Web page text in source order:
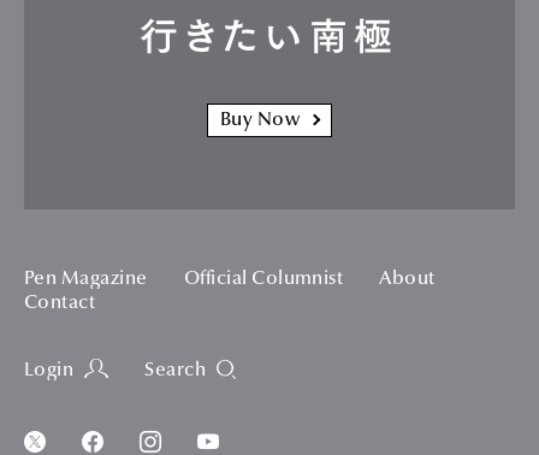
行きたい南極
Buy Now
Pen Magazine Official Columnist
About
Contact
Login Search